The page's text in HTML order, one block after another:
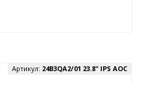
Артикул: 24B3QA2/01 23.8" IPS AOC